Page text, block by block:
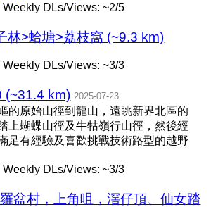
Weekly DLs/Views: ~2/5
林>蛤塘>荔枝窩 (~9.3 km)
Weekly DLs/Views: ~3/3
(~31.4 km) 2025-07-23
的原始山徑到龍山，遠眺新界北區的
上蝴蝶山徑及牛牯嶺行山徑，然後經
足有經驗及喜歡挑戰技術路型的越野
Weekly DLs/Views: ~3/3
盆村，上角咀，滘仔頂、仙女踏